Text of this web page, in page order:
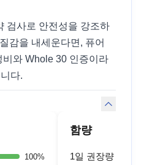
검사로 안전성을 강조하
감을 내세운다면, 퓨어
와 Whole 30 인증이라
다.
100%
함량
1일 권장량 정도